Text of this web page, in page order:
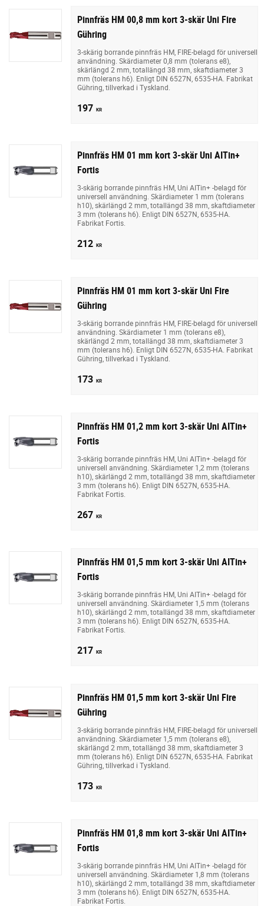
Pinnfräs HM 00,8 mm kort 3-skär Uni Fire
Gühring
3-skärig borrande pinnfräs HM, FIRE-belagd för universell
användning. Skärdiameter 0,8 mm (tolerans e8),
skärlängd 2 mm, totallängd 38 mm, skaftdiameter 3
mm (tolerans h6). Enligt DIN 6527N, 6535-HA. Fabrikat
Gühring, tillverkad i Tyskland.
197 KR
Pinnfräs HM 01 mm kort 3-skär Uni AITin+
Fortis
3-skärig borrande pinnfräs HM, Uni AITin+ -belagd för
universell användning. Skärdiameter 1 mm (tolerans
h10), skärlängd 2 mm, totallängd 38 mm, skaftdiameter
3 mm (tolerans h6). Enligt DIN 6527N, 6535-HA.
Fabrikat Fortis.
212 KR
Pinnfräs HM 01 mm kort 3-skär Uni Fire
Gühring
3-skärig borrande pinnfräs HM, FIRE-belagd för universell
användning. Skärdiameter 1 mm (tolerans e8),
skärlängd 2 mm, totallängd 38 mm, skaftdiameter 3
mm (tolerans h6). Enligt DIN 6527N, 6535-HA. Fabrikat
Gühring, tillverkad i Tyskland.
173 KR
Pinnfräs HM 01,2 mm kort 3-skär Uni AITin+
Fortis
3-skärig borrande pinnfräs HM, Uni AITin+ -belagd för
universell användning. Skärdiameter 1,2 mm (tolerans
h10), skärlängd 2 mm, totallängd 38 mm, skaftdiameter
3 mm (tolerans h6). Enligt DIN 6527N, 6535-HA.
Fabrikat Fortis.
267 KR
Pinnfräs HM 01,5 mm kort 3-skär Uni AITin+
Fortis
3-skärig borrande pinnfräs HM, Uni AITin+ -belagd för
universell användning. Skärdiameter 1,5 mm (tolerans
h10), skärlängd 2 mm, totallängd 38 mm, skaftdiameter
3 mm (tolerans h6). Enligt DIN 6527N, 6535-HA.
Fabrikat Fortis.
217 KR
Pinnfräs HM 01,5 mm kort 3-skär Uni Fire
Gühring
3-skärig borrande pinnfräs HM, FIRE-belagd för universell
användning. Skärdiameter 1,5 mm (tolerans e8),
skärlängd 2 mm, totallängd 38 mm, skaftdiameter 3
mm (tolerans h6). Enligt DIN 6527N, 6535-HA. Fabrikat
Gühring, tillverkad i Tyskland.
173 KR
Pinnfräs HM 01,8 mm kort 3-skär Uni AITin+
Fortis
3-skärig borrande pinnfräs HM, Uni AITin+ -belagd för
universell användning. Skärdiameter 1,8 mm (tolerans
h10), skärlängd 2 mm, totallängd 38 mm, skaftdiameter
3 mm (tolerans h6). Enligt DIN 6527N, 6535-HA.
Fabrikat Fortis.